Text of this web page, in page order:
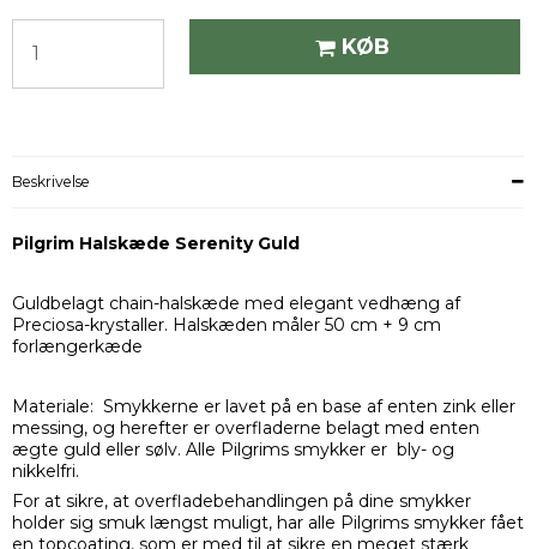
KØB
Beskrivelse
Pilgrim Halskæde Serenity Guld
Guldbelagt chain-halskæde med elegant vedhæng af
Preciosa-krystaller. Halskæden måler 50 cm + 9 cm
forlængerkæde
Materiale: Smykkerne er lavet på en base af enten zink eller
messing, og herefter er overfladerne belagt med enten
ægte guld eller sølv. Alle Pilgrims smykker er bly- og
nikkelfri.
For at sikre, at overfladebehandlingen på dine smykker
holder sig smuk længst muligt, har alle Pilgrims smykker fået
en topcoating, som er med til at sikre en meget stærk